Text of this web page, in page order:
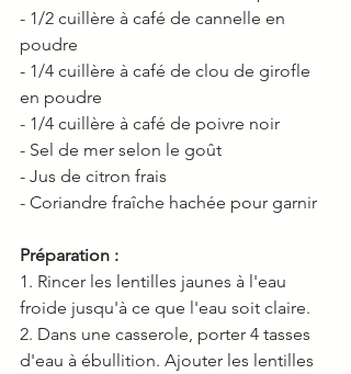
- 1/2 cuillère à café de cannelle en
poudre
- 1/4 cuillère à café de clou de girofle
en poudre
- 1/4 cuillère à café de poivre noir
- Sel de mer selon le goût
- Jus de citron frais
- Coriandre fraîche hachée pour garnir
Préparation :
1. Rincer les lentilles jaunes à l'eau
froide jusqu'à ce que l'eau soit claire.
2. Dans une casserole, porter 4 tasses
d'eau à ébullition. Ajouter les lentilles